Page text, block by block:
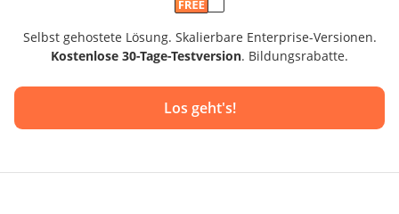
Selbst gehostete Lösung. Skalierbare Enterprise-Versionen.
Kostenlose 30-Tage-Testversion. Bildungsrabatte.
Los geht's!